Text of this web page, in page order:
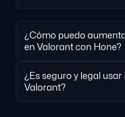
¿Cómo puedo
en Valorant con Hone?
¿Es seguro y legal usar
Valorant?